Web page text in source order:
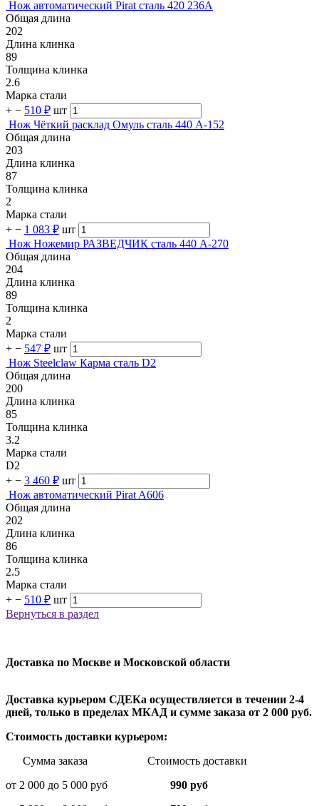
Нож автоматический Pirat сталь 420 236А
Общая длина
202
Длина клинка
89
Толщина клинка
2.6
Марка стали
+ − 510 ₽ шт
Нож Чёткий расклад Омуль сталь 440 A-152
Общая длина
203
Длина клинка
87
Толщина клинка
2
Марка стали
+ − 1 083 ₽ шт
Нож Ножемир РАЗВЕДЧИК сталь 440 A-270
Общая длина
204
Длина клинка
89
Толщина клинка
2
Марка стали
+ − 547 ₽ шт
Нож Steelclaw Карма сталь D2
Общая длина
200
Длина клинка
85
Толщина клинка
3.2
Марка стали
D2
+ − 3 460 ₽ шт
Нож автоматический Pirat A606
Общая длина
202
Длина клинка
86
Толщина клинка
2.5
Марка стали
+ − 510 ₽ шт
Вернуться в раздел
Доставка по Москве и Московской области
Доставка курьером СДЕКа осуществляется в течении 2-4
дней, только в пределах МКАД и сумме заказа от 2 000 руб.
Стоимость доставки курьером:
Сумма заказа Стоимость доставки
от 2 000 до 5 000 руб
990 руб